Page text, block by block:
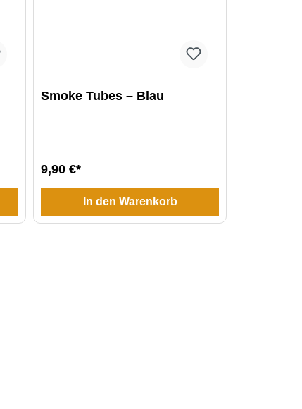
Smoke Tubes – Blau
9,90 €*
In den Warenkorb